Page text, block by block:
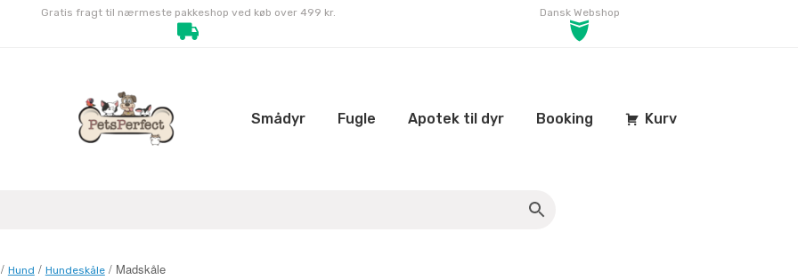
Gratis fragt til nærmeste pakkeshop ved køb over 499 kr. Dansk Webshop
Smådyr Fugle Apotek til dyr Booking Kurv
Hund / Hundeskåle/ Madskåle